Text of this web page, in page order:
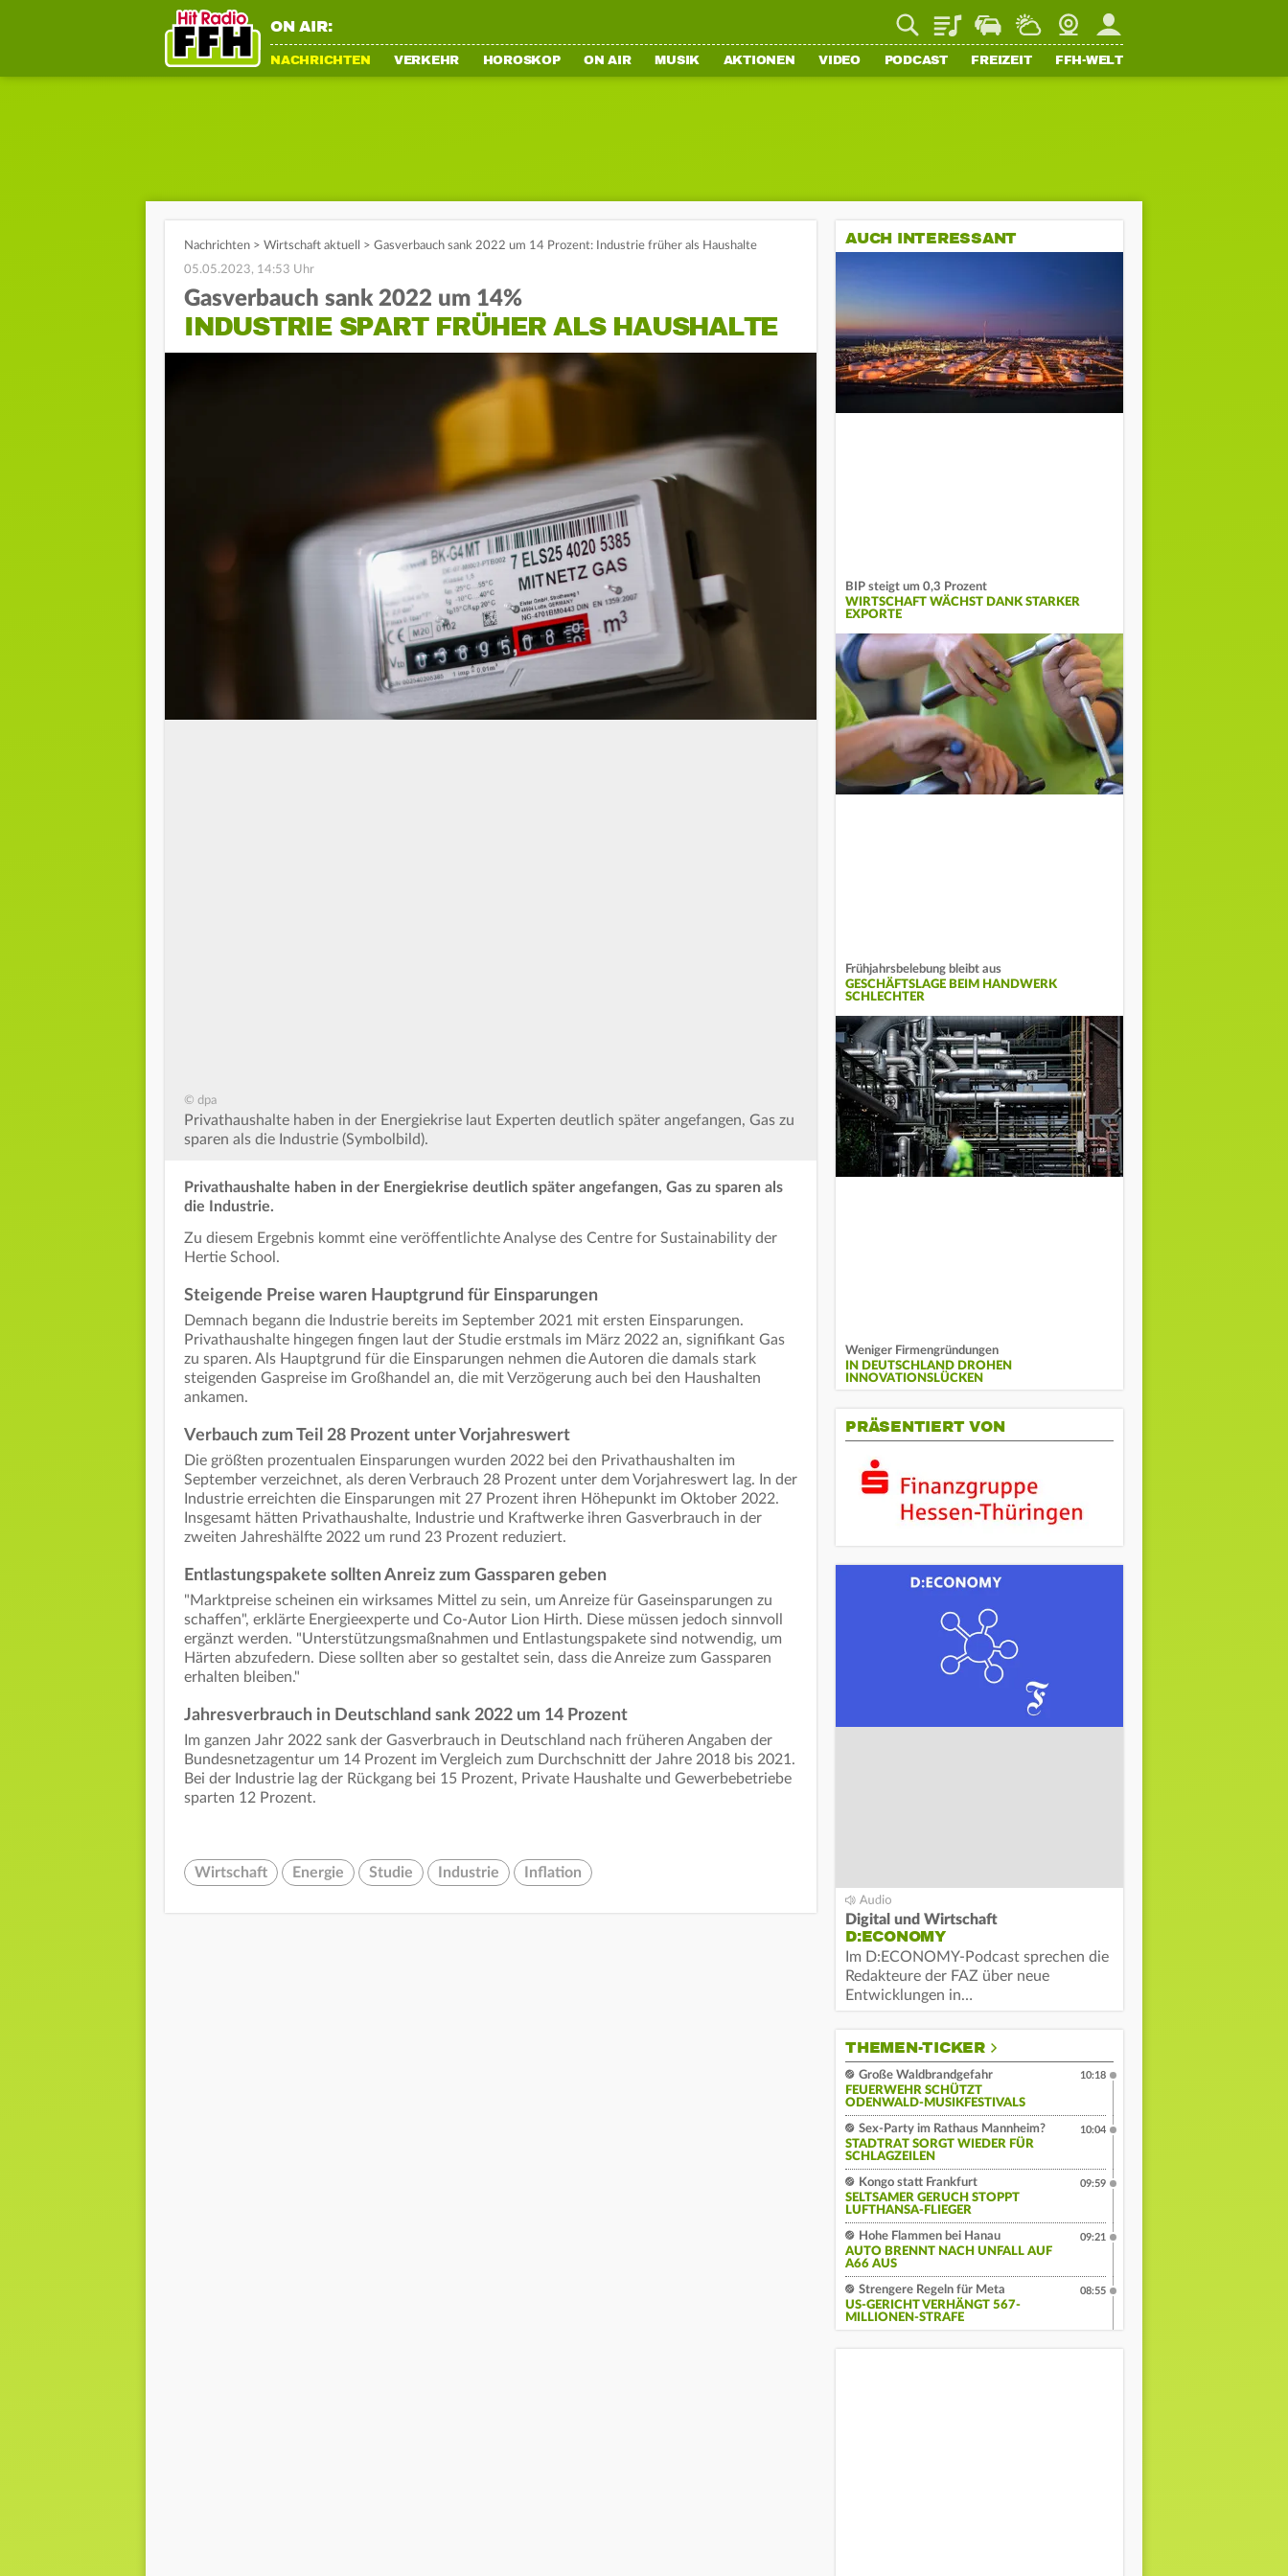
ON AIR: PlaylistStaupilotWetterWebcamMein FFH
NACHRICHTEN VERKEHR HOROSKOP ON AIR MUSIK AKTIONEN VIDEO PODCAST FREIZEIT FFH-WELT
Nachrichten > Wirtschaft aktuell > Gasverbauch sank 2022 um 14 Prozent: Industrie früher als Haushalte
05.05.2023, 14:53 Uhr
Gasverbauch sank 2022 um 14%
INDUSTRIE SPART FRÜHER ALS HAUSHALTE
© dpa
Privathaushalte haben in der Energiekrise laut Experten deutlich später angefangen, Gas zu
sparen als die Industrie (Symbolbild).
Privathaushalte haben in der Energiekrise deutlich später angefangen, Gas zu sparen als
die Industrie.
Zu diesem Ergebnis kommt eine veröffentlichte Analyse des Centre for Sustainability der
Hertie School.
Steigende Preise waren Hauptgrund für Einsparungen
Demnach begann die Industrie bereits im September 2021 mit ersten Einsparungen.
Privathaushalte hingegen fingen laut der Studie erstmals im März 2022 an, signifikant Gas
zu sparen. Als Hauptgrund für die Einsparungen nehmen die Autoren die damals stark
steigenden Gaspreise im Großhandel an, die mit Verzögerung auch bei den Haushalten
ankamen.
Verbauch zum Teil 28 Prozent unter Vorjahreswert
Die größten prozentualen Einsparungen wurden 2022 bei den Privathaushalten im
September verzeichnet, als deren Verbrauch 28 Prozent unter dem Vorjahreswert lag. In der
Industrie erreichten die Einsparungen mit 27 Prozent ihren Höhepunkt im Oktober 2022.
Insgesamt hätten Privathaushalte, Industrie und Kraftwerke ihren Gasverbrauch in der
zweiten Jahreshälfte 2022 um rund 23 Prozent reduziert.
Entlastungspakete sollten Anreiz zum Gassparen geben
"Marktpreise scheinen ein wirksames Mittel zu sein, um Anreize für Gaseinsparungen zu
schaffen", erklärte Energieexperte und Co-Autor Lion Hirth. Diese müssen jedoch sinnvoll
ergänzt werden. "Unterstützungsmaßnahmen und Entlastungspakete sind notwendig, um
Härten abzufedern. Diese sollten aber so gestaltet sein, dass die Anreize zum Gassparen
erhalten bleiben."
Jahresverbrauch in Deutschland sank 2022 um 14 Prozent
Im ganzen Jahr 2022 sank der Gasverbrauch in Deutschland nach früheren Angaben der
Bundesnetzagentur um 14 Prozent im Vergleich zum Durchschnitt der Jahre 2018 bis 2021.
Bei der Industrie lag der Rückgang bei 15 Prozent, Private Haushalte und Gewerbebetriebe
sparten 12 Prozent.
Wirtschaft Energie Studie Industrie Inflation
AUCH INTERESSANT
BIP steigt um 0,3 Prozent
WIRTSCHAFT WÄCHST DANK STARKER
EXPORTE
Frühjahrsbelebung bleibt aus
GESCHÄFTSLAGE BEIM HANDWERK
SCHLECHTER
Weniger Firmengründungen
IN DEUTSCHLAND DROHEN
INNOVATIONSLÜCKEN
PRÄSENTIERT VON
Digital und Wirtschaft
D:ECONOMY
Im D:ECONOMY-Podcast sprechen die
Redakteure der FAZ über neue
Entwicklungen in…
THEMEN-TICKER
Große Waldbrandgefahr
FEUERWEHR SCHÜTZT
ODENWALD-MUSIKFESTIVALS
10:18
Sex-Party im Rathaus Mannheim?
STADTRAT SORGT WIEDER FÜR
SCHLAGZEILEN
10:04
Kongo statt Frankfurt
SELTSAMER GERUCH STOPPT
LUFTHANSA-FLIEGER
09:59
Hohe Flammen bei Hanau
AUTO BRENNT NACH UNFALL AUF
A66 AUS
09:21
Strengere Regeln für Meta
US-GERICHT VERHÄNGT 567-
MILLIONEN-STRAFE
08:55